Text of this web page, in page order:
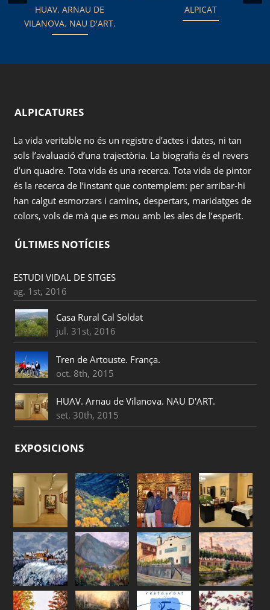
HUAV. ARNAU DE
VILANOVA. NAU D'ART.
ALPICAT
ALPICATURES
La vida veritable no és un registre d’actes i dates, ni tan
sols l’avaluació d’una trajectòria. La biografia és el revers
d’un quadre. Tota vida és una recerca. Tota vida de pintor
és la recerca de l’instant que contemplem: per arribar-hi
han calgut esmorzars i camins, despertars, maridatges de
colors, vols de mà que es mou amb les ales de l’esperit.
ÚLTIMES NOTÍCIES
ESTUDI VIDAL DE SITGES
ag. 1st, 2016
Casa Rural Cal Soldat
jul. 31st, 2016
Tren de Artouste. França.
oct. 8th, 2015
HUAV. Arnau de Vilanova. NAU D'ART.
set. 30th, 2015
EXPOSICIONS